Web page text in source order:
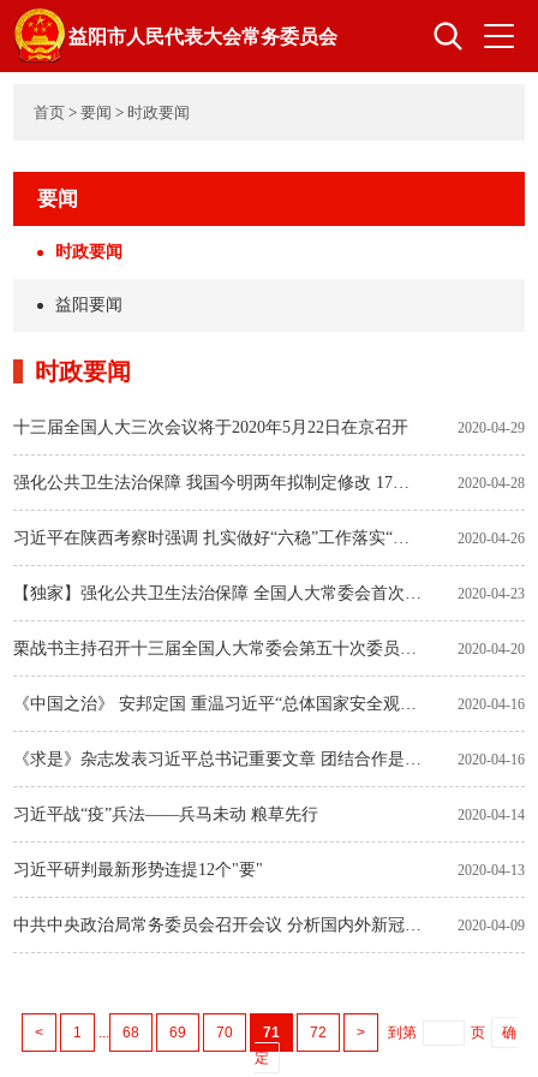
益阳市人民代表大会常务委员会
领导之窗
代表工作 选举任免
机关建设
首页 >要闻 > 时政要闻
要闻
时政要闻
益阳要闻
时政要闻
十三届全国人大三次会议将于2020年5月22日在京召开 2020-04-29
强化公共卫生法治保障 我国今明两年拟制定修改 17件相关法律 2020-04-28
习近平在陕西考察时强调 扎实做好“六稳”工作落实“六保”任务 奋力谱写陕西新时代追赶超越新篇章 2020-04-26
【独家】强化公共卫生法治保障 全国人大常委会首次制定 专项立法修法工作计划 2020-04-23
栗战书主持召开十三届全国人大常委会第五十次委员长会议 决定十三届全国人大常委会第十七次会议 4月26日至29日在京举行 2020-04-20
《中国之治》 安邦定国 重温习近平“总体国家安全观”的中国意蕴 2020-04-16
《求是》杂志发表习近平总书记重要文章 团结合作是国际社会战胜疫情最有力武器 2020-04-16
习近平战“疫”兵法——兵马未动 粮草先行 2020-04-14
习近平研判最新形势连提12个"要" 2020-04-13
中共中央政治局常务委员会召开会议 分析国内外新冠肺炎疫情防控和经济运行形势 研究部署落实常态化疫情防控举措全面推进复工复产工作 中共中央总书记习近平主持会议 2020-04-09
< 1 ... 68 69 70 71 72 > 到第 页
确
定